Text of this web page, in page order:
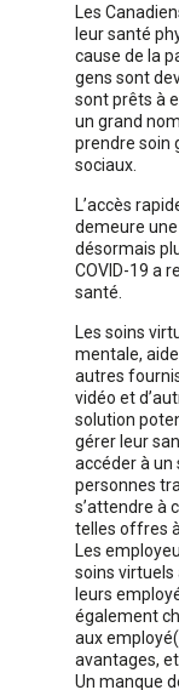
Les
leur santé
cause de la
gens sont
sont prêts à
un grand
prendre soin
sociaux.
L’accès
demeure
désormais
COVID-19 a
santé.
Les soins
mentale,
autres
vidéo et
solution
gérer leur
accéder à un
personnes
s’attendre à
telles offres
Les
soins virtuels
leurs
également
aux
avantages,
Un manque